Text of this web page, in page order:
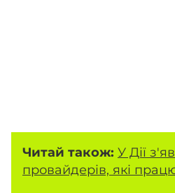
Читай також: У Дії
провайдерів, які